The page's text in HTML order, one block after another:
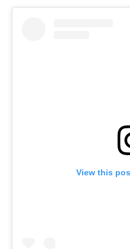
View this